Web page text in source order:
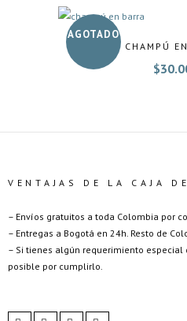
AGOTADO
CHAMPÚ
$
VENTAJAS DE LA CAJA
– Envíos gratuitos a toda Colombia por
– Entregas a Bogotá en 24h. Resto de
– Si tienes algún requerimiento
posible por cumplirlo.